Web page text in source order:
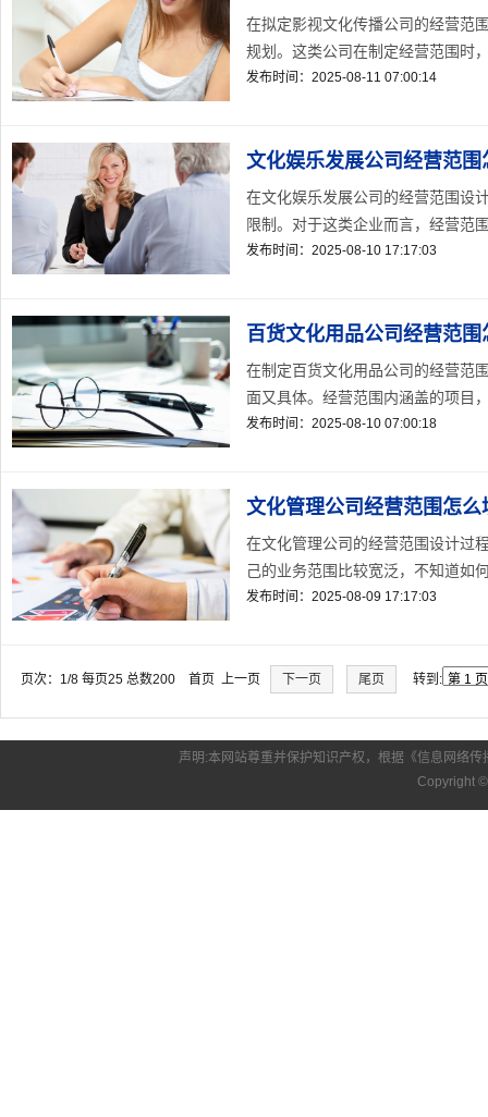
在拟定影视文化传播公司的经营范
规划。这类公司在制定经营范围时
发布时间：2025-08-11 07:00:14
文化娱乐发展公司经营范
在文化娱乐发展公司的经营范围设
限制。对于这类企业而言，经营范
发布时间：2025-08-10 17:17:03
百货文化用品公司经营范
在制定百货文化用品公司的经营范
面又具体。经营范围内涵盖的项目
发布时间：2025-08-10 07:00:18
文化管理公司经营范围怎
在文化管理公司的经营范围设计过
己的业务范围比较宽泛，不知道如
发布时间：2025-08-09 17:17:03
页次：1/8 每页25 总数200 首页 上一页 下一页 尾页 转到:
声明:本网站尊重并保护知识产权，根据《信息网络
Copyright